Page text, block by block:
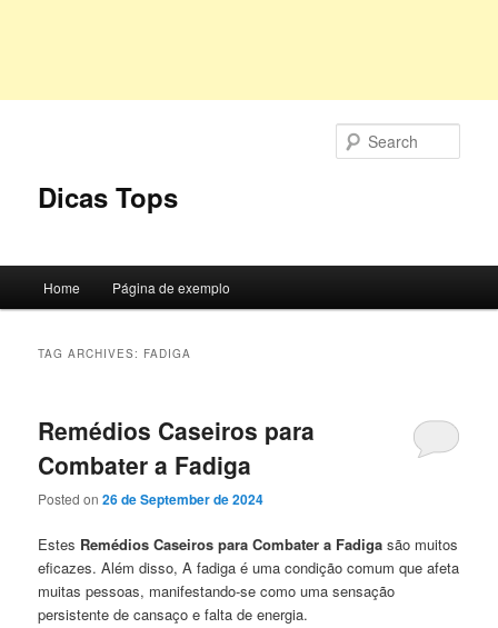
Dicas Tops
Home Página de exemplo
TAG ARCHIVES: FADIGA
Remédios Caseiros para
Combater a Fadiga
Posted on26 de September de 2024
Estes Remédios Caseiros para Combater a Fadiga são muitos
eficazes. Além disso, A fadiga é uma condição comum que afeta
muitas pessoas, manifestando-se como uma sensação
persistente de cansaço e falta de energia.